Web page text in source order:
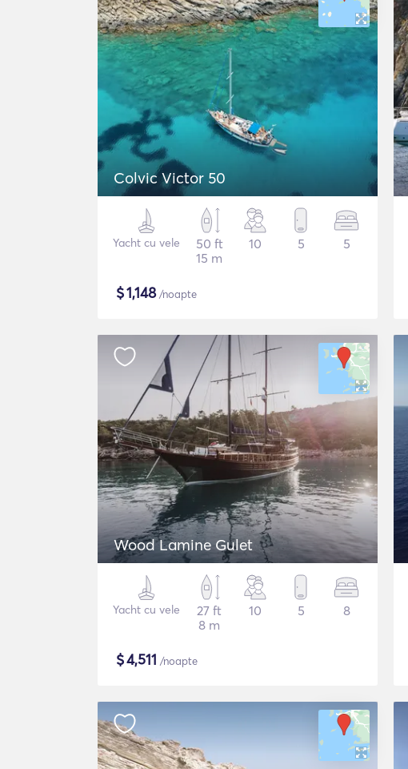
Colvic Victor 50
Yacht cu vele
50 ft
15 m
10 5 5
$1,148/noapte
Wood Lamine Gulet
Yacht cu vele
27 ft
8 m
10 5 8
$4,511 /noapte